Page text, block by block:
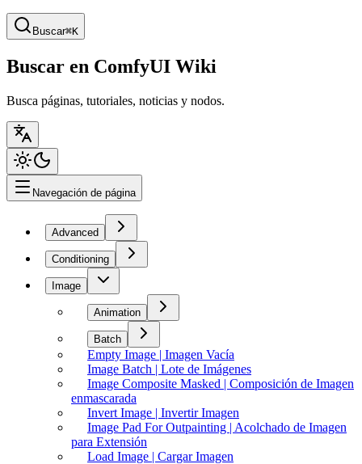
Buscar⌘K
Buscar en ComfyUI Wiki
Busca páginas, tutoriales, noticias y nodos.
Navegación de página
Advanced
Conditioning
Image
Animation
Batch
Empty Image | Imagen Vacía
Image Batch | Lote de Imágenes
Image Composite Masked | Composición de Imagen
enmascarada
Invert Image | Invertir Imagen
Image Pad For Outpainting | Acolchado de Imagen
para Extensión
Load Image | Cargar Imagen